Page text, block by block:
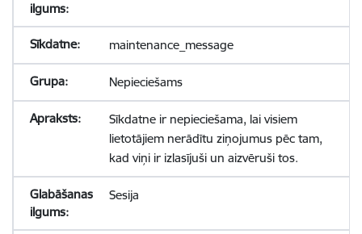
maintenance_message
Nepieciešams
Sīkdatne ir nepieciešama, lai visiem
lietotājiem nerādītu ziņojumus pēc tam,
kad viņi ir izlasījuši un aizvēruši tos.
Sesija